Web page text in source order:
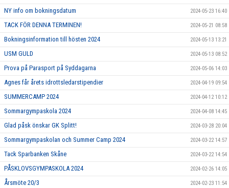
NY info om bokningsdatum 2024-05-23 16:40
TACK FÖR DENNA TERMINEN! 2024-05-21 08:58
Bokningsinformation till hösten 2024 2024-05-13 13:21
USM GULD 2024-05-13 08:52
Prova på Parasport på Syddagarna 2024-05-06 14:03
Agnes får årets idrottsledarstipendier 2024-04-19 09:54
SUMMERCAMP 2024 2024-04-12 10:12
Sommargympaskola 2024 2024-04-08 14:45
Glad påsk önskar GK Splitt! 2024-03-28 20:04
Sommargympaskolan och Summer Camp 2024 2024-03-22 14:57
Tack Sparbanken Skåne 2024-03-22 14:54
PÅSKLOVSGYMPASKOLA 2024 2024-02-26 14:05
Årsmöte 20/3 2024-02-23 11:54